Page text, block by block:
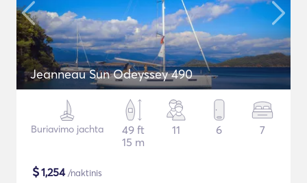
Jeanneau Sun Odeyssey 490
Buriavimo jachta
49 ft
15 m
11 6 7
$1,254/naktinis